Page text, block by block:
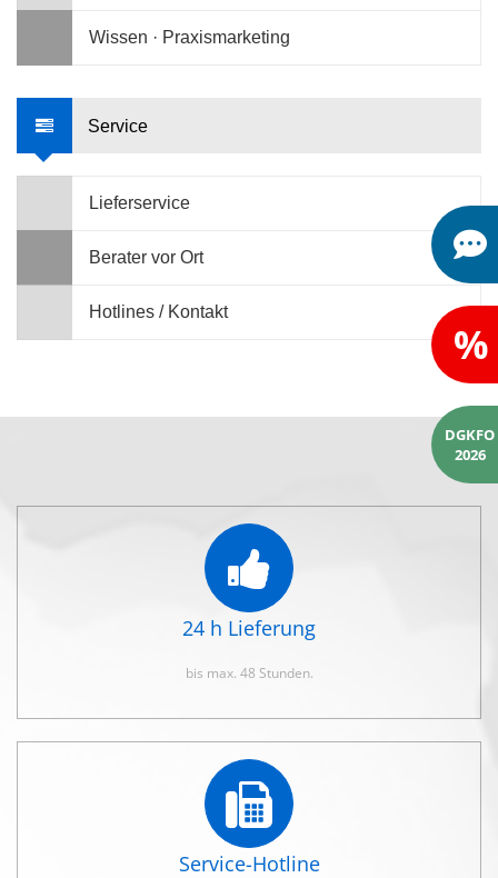
Wissen · Praxismarketing
Service
Lieferservice
Berater vor Ort
Hotlines / Kontakt
24 h Lieferung
bis max. 48 Stunden.
Service-Hotline
%
DGKFO
2026